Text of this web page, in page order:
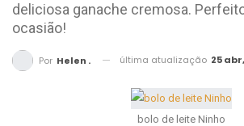
deliciosa ganache cremosa.
ocasião!
Por Helen . última atualização 25
bolo de leite Ninho